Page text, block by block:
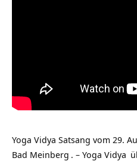
Yoga Vidya Satsang vom 29.
Bad Meinberg . – Yoga Vidya